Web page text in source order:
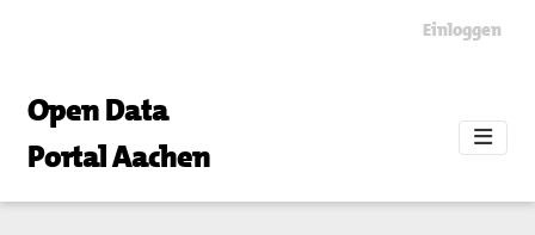
Einloggen
Open Data
Portal Aachen